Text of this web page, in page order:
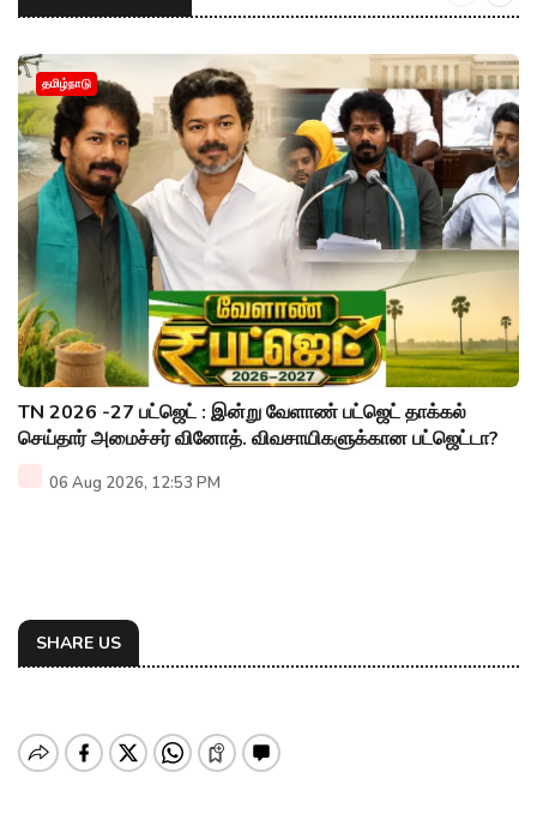
தமிழ்நாடு
TN 2026 -27 பட்ஜெட் : இன்று வேளாண் பட்ஜெட் தாக்கல்
செய்தார் அமைச்சர் வினோத். விவசாயிகளுக்கான பட்ஜெட்டா?
06 Aug 2026, 12:53 PM
SHARE US